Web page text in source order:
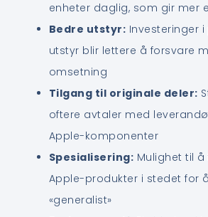
enheter daglig, som gir mer
Bedre utstyr: Investeringer
utstyr blir lettere å forsvare
omsetning
Tilgang til originale deler:
oftere avtaler med
Apple-komponenter
Spesialisering: Mulighet til
Apple-produkter i stedet for
«generalist»